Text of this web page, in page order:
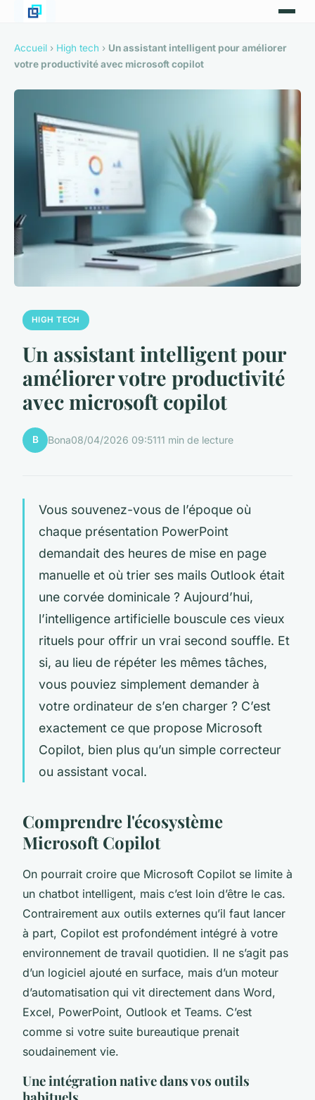
Accueil › High tech › Un assistant intelligent pour améliorer
votre productivité avec microsoft copilot
HIGH TECH
Un assistant intelligent pour
améliorer votre productivité
avec microsoft copilot
B Bona08/04/2026 09:5111 min de lecture
Vous souvenez-vous de l’époque où
chaque présentation PowerPoint
demandait des heures de mise en page
manuelle et où trier ses mails Outlook était
une corvée dominicale ? Aujourd’hui,
l’intelligence artificielle bouscule ces vieux
rituels pour offrir un vrai second souffle. Et
si, au lieu de répéter les mêmes tâches,
vous pouviez simplement demander à
votre ordinateur de s’en charger ? C’est
exactement ce que propose Microsoft
Copilot, bien plus qu’un simple correcteur
ou assistant vocal.
Comprendre l'écosystème
Microsoft Copilot
On pourrait croire que Microsoft Copilot se limite à
un chatbot intelligent, mais c’est loin d’être le cas.
Contrairement aux outils externes qu’il faut lancer
à part, Copilot est profondément intégré à votre
environnement de travail quotidien. Il ne s’agit pas
d’un logiciel ajouté en surface, mais d’un moteur
d’automatisation qui vit directement dans Word,
Excel, PowerPoint, Outlook et Teams. C’est
comme si votre suite bureautique prenait
soudainement vie.
Une intégration native dans vos outils